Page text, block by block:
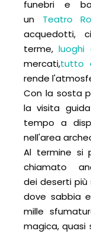
funebri e
un Teatro
acquedotti,
terme,luoghi
mercati,tutto
rende
Con la sosta
la visita
tempo a
nell'area
Al termine si
chiamato
dei deserti
dove sabbia
mille
magica, quasi